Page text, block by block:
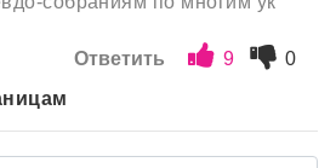
Ответить 9
0